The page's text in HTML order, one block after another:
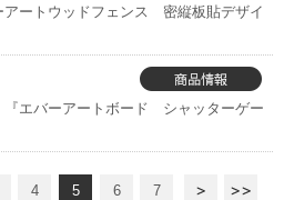
アートウッドフェンス 密縦板貼デザイ
『エバーアートボード シャッターゲー
4 5 6 7